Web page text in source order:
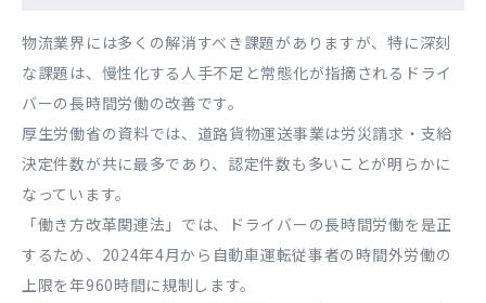
物流業界には多くの解消すべき課題がありますが、特に深刻
な課題は、慢性化する人手不足と常態化が指摘されるドライ
バーの長時間労働の改善です。
厚生労働省の資料では、道路貨物運送事業は労災請求・支給
決定件数が共に最多であり、認定件数も多いことが明らかに
なっています。
「働き方改革関連法」では、ドライバーの長時間労働を是正
するため、2024年4月から自動車運転従事者の時間外労働の
上限を年960時間に規制します。